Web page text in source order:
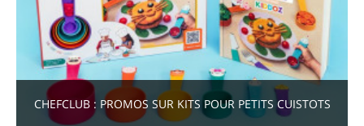
CHEFCLUB : PROMOS SUR KITS POUR PETITS CUISTOTS